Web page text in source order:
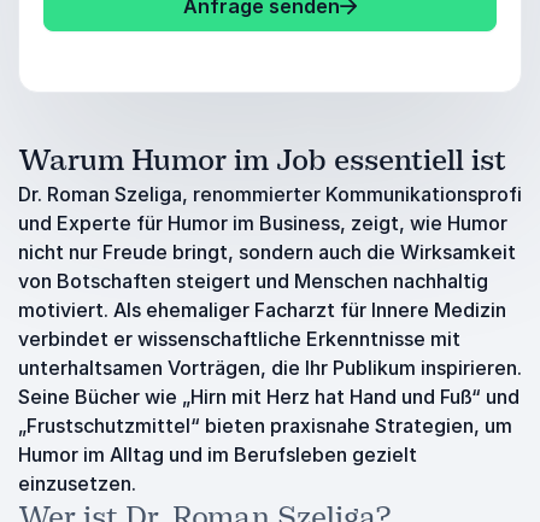
Anfrage senden
Warum Humor im Job essentiell ist
Dr. Roman Szeliga, renommierter Kommunikationsprofi
und Experte für Humor im Business, zeigt, wie Humor
nicht nur Freude bringt, sondern auch die Wirksamkeit
von Botschaften steigert und Menschen nachhaltig
motiviert. Als ehemaliger Facharzt für Innere Medizin
verbindet er wissenschaftliche Erkenntnisse mit
unterhaltsamen Vorträgen, die Ihr Publikum inspirieren.
Seine Bücher wie „Hirn mit Herz hat Hand und Fuß“ und
„Frustschutzmittel“ bieten praxisnahe Strategien, um
Humor im Alltag und im Berufsleben gezielt
einzusetzen.